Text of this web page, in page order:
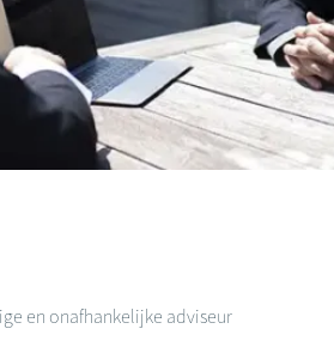
en onafhankelijke adviseur